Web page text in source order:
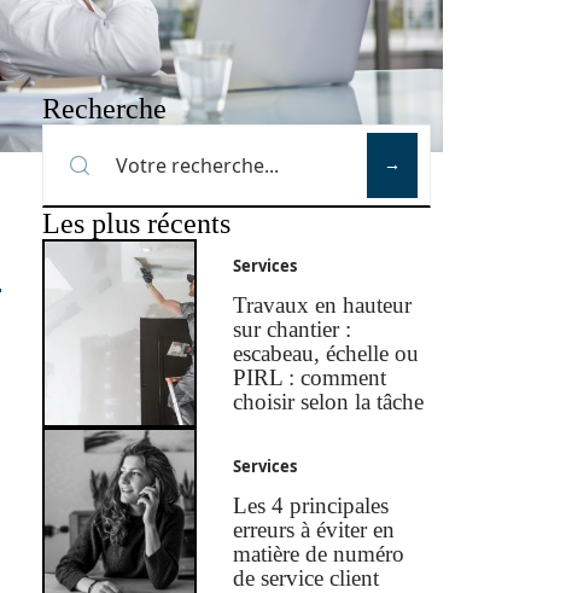
Recherche
Les plus récents
Services
Travaux en hauteur
sur chantier :
escabeau, échelle ou
PIRL : comment
choisir selon la tâche
Services
Les 4 principales
erreurs à éviter en
matière de numéro
de service client